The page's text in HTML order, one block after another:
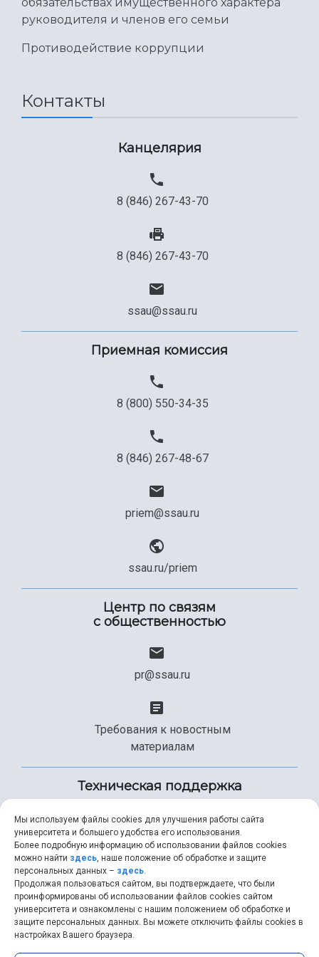
Международный межвузовский кампус
руководителя и членов его семьи
Противодействие коррупции
Контакты
Канцелярия
8 (846) 267-43-70
8 (846) 267-43-70
ssau@ssau.ru
Приемная комиссия
8 (800) 550-34-35
8 (846) 267-48-67
priem@ssau.ru
ssau.ru/priem
Центр по связям
с общественностью
pr@ssau.ru
Требования к новостным
материалам
Техническая поддержка
+7 (846) 267-49-99
help@ssau.ru
Мы используем файлы cookies для улучшения работы сайта
университета и большего удобства его использования.
Более подробную информацию об использовании файлов cookies
можно найти здесь, наше положение об обработке и защите
персональных данных – здесь.
Продолжая пользоваться сайтом, вы подтверждаете, что были
проинформированы об использовании файлов cookies сайтом
университета и ознакомлены с нашим положением об обработке и
защите персональных данных. Вы можете отключить файлы cookies в
настройках Вашего браузера.